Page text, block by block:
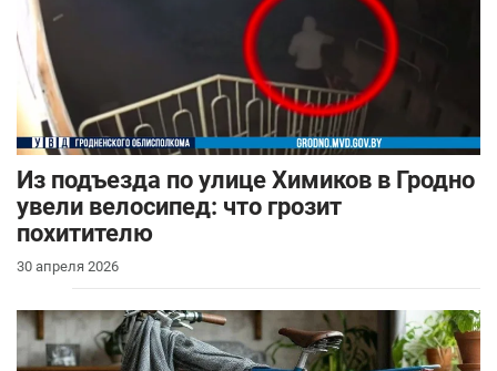
Из подъезда по улице Химиков в Гродно
увели велосипед: что грозит
похитителю
30 апреля 2026